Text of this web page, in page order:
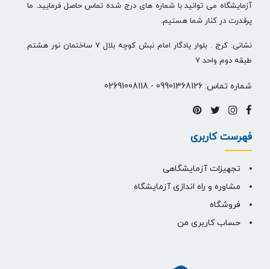
آزمایشگاه می توانید با شماره های درج شده تماس حاصل فرمایید. ما
پرقدرت در کنار شما هستیم.
نشانی: کرج . بلوار یادگار امام نبش کوچه بلال 7 ساختمان نور هشتم
طبقه دوم واحد 7
شماره تماس: 09901368126
-
02691008118
فهرست کاربری
تجهیزات آزمایشگاهی
مشاوره و راه اندازی آزمایشگاه
فروشگاه
حساب کاربری من